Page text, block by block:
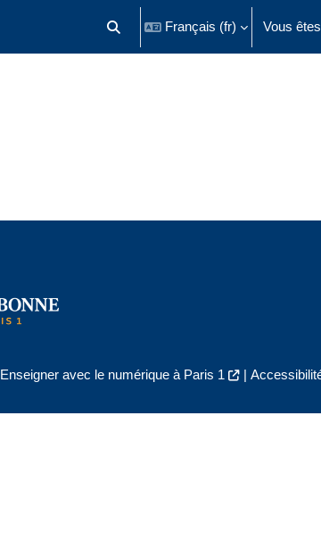
Activer/désactiver la saisie de
Français ‎(fr)‎ Vous
Enseigner avec le numérique à Paris 1 |